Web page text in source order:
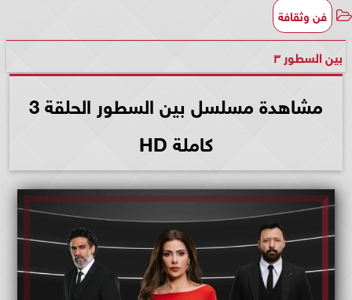
فن وثقافة
بين السطور ٣
مشاهدة مسلسل بين السطور الحلقة 3
كاملة HD